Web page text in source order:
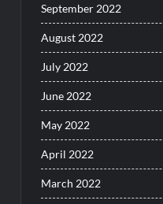
September 2022
August 2022
July 2022
June 2022
May 2022
April 2022
March 2022